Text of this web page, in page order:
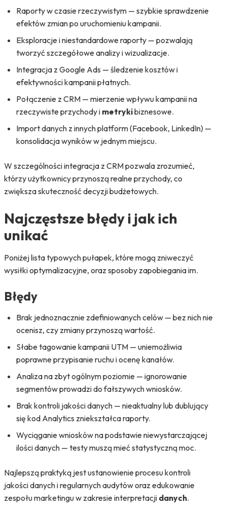
Raporty w czasie rzeczywistym — szybkie sprawdzenie
efektów zmian po uruchomieniu kampanii.
Eksploracje i niestandardowe raporty — pozwalają
tworzyć szczegółowe analizy i wizualizacje.
Integracja z Google Ads — śledzenie kosztów i
efektywności kampanii płatnych.
Połączenie z CRM — mierzenie wpływu kampanii na
rzeczywiste przychody i metrykibiznesowe.
Import danych z innych platform (Facebook, LinkedIn) —
konsolidacja wyników w jednym miejscu.
W szczególności integracja z CRM pozwala zrozumieć,
którzy użytkownicy przynoszą realne przychody, co
zwiększa skuteczność decyzji budżetowych.
Najczęstsze błędy i jak ich
unikać
Poniżej lista typowych pułapek, które mogą zniweczyć
wysiłki optymalizacyjne, oraz sposoby zapobiegania im.
Błędy
Brak jednoznacznie zdefiniowanych celów — bez nich nie
ocenisz, czy zmiany przynoszą wartość.
Słabe tagowanie kampanii UTM — uniemożliwia
poprawne przypisanie ruchu i ocenę kanałów.
Analiza na zbyt ogólnym poziomie — ignorowanie
segmentów prowadzi do fałszywych wniosków.
Brak kontroli jakości danych — nieaktualny lub dublujący
się kod Analytics zniekształca raporty.
Wyciąganie wniosków na podstawie niewystarczającej
ilości danych — testy muszą mieć statystyczną moc.
Najlepszą praktyką jest ustanowienie procesu kontroli
jakości danych i regularnych audytów oraz edukowanie
zespołu marketingu w zakresie interpretacji danych.